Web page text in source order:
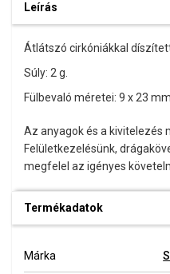
Leírás
Átlátszó cirkóniákkal
Súly: 2 g.
Fülbevaló méretei: 9 x 23 mm.
Az anyagok és a kivitelezés
Felületkezelésünk,
megfelel az igényes
Termékadatok
Márka